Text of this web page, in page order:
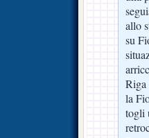
allo
su
Riga
la
togli